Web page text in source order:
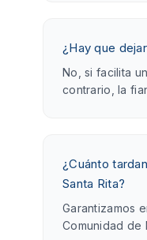
¿Hay que
No, si facilita
contrario, la
¿Cuánto
Santa Rita?
Garantizamos
Comunidad de